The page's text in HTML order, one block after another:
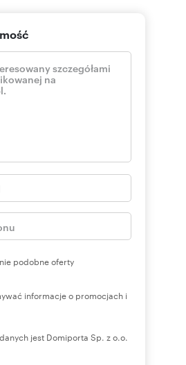
podobne oferty
informacje o promocjach i
jest Domiporta Sp. z o.o.